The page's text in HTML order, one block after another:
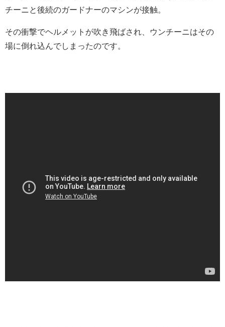
チーニと後続のガードナーのマシンが接触。
その衝撃でヘルメットが吹き飛ばされ、ウンチーニはその
場に倒れ込んでしまったのです。